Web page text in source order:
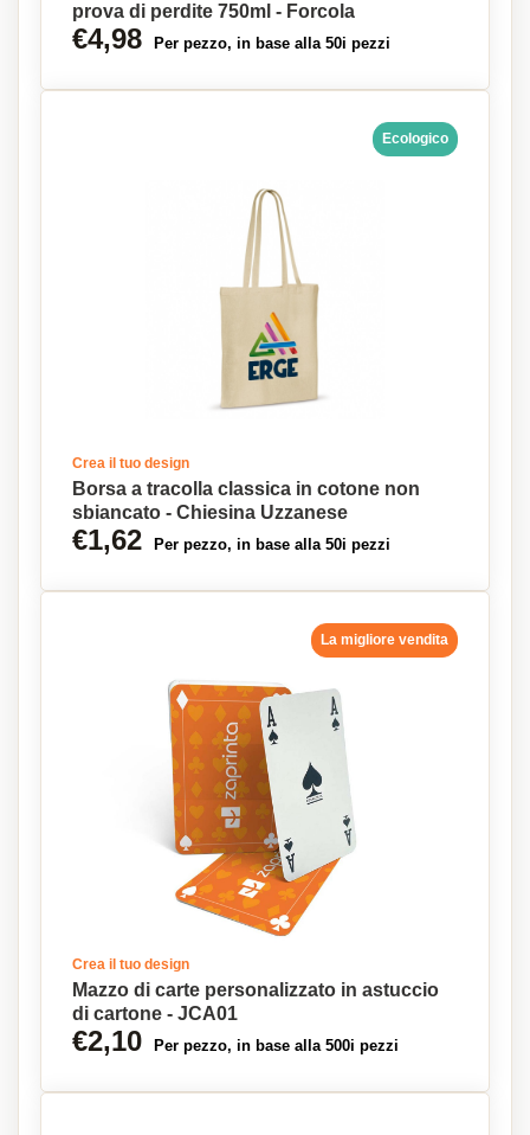
prova di perdite 750ml - Forcola
€4,98 Per pezzo, in base alla 50i pezzi
Ecologico
Crea il tuo design
Borsa a tracolla classica in cotone non
sbiancato - Chiesina Uzzanese
€1,62 Per pezzo, in base alla 50i pezzi
La migliore vendita
Crea il tuo design
Mazzo di carte personalizzato in astuccio
di cartone - JCA01
€2,10 Per pezzo, in base alla 500i pezzi